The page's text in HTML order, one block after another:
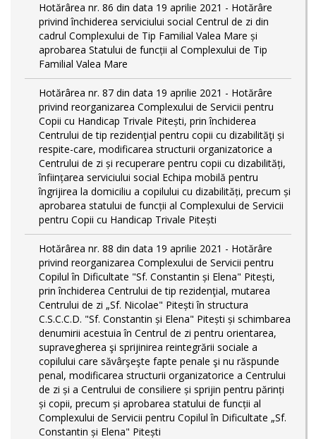
Hotărârea nr. 86 din data 19 aprilie 2021 - Hotărâre
privind închiderea serviciului social Centrul de zi din
cadrul Complexului de Tip Familial Valea Mare și
aprobarea Statului de funcții al Complexului de Tip
Familial Valea Mare
Hotărârea nr. 87 din data 19 aprilie 2021 - Hotărâre
privind reorganizarea Complexului de Servicii pentru
Copii cu Handicap Trivale Pitești, prin închiderea
Centrului de tip rezidenţial pentru copii cu dizabilităţi și
respite-care, modificarea structurii organizatorice a
Centrului de zi și recuperare pentru copii cu dizabilități,
înființarea serviciului social Echipa mobilă pentru
îngrijirea la domiciliu a copilului cu dizabilități, precum și
aprobarea statului de funcții al Complexului de Servicii
pentru Copii cu Handicap Trivale Pitești
Hotărârea nr. 88 din data 19 aprilie 2021 - Hotărâre
privind reorganizarea Complexului de Servicii pentru
Copilul în Dificultate "Sf. Constantin și Elena" Pitești,
prin închiderea Centrului de tip rezidenţial, mutarea
Centrului de zi „Sf. Nicolae" Pitești în structura
C.S.C.C.D. "Sf. Constantin și Elena" Pitești și schimbarea
denumirii acestuia în Centrul de zi pentru orientarea,
supravegherea şi sprijinirea reintegrării sociale a
copilului care săvârşeşte fapte penale şi nu răspunde
penal, modificarea structurii organizatorice a Centrului
de zi și a Centrului de consiliere și sprijin pentru părinți
și copii, precum și aprobarea statului de funcții al
Complexului de Servicii pentru Copilul în Dificultate „Sf.
Constantin și Elena" Pitești